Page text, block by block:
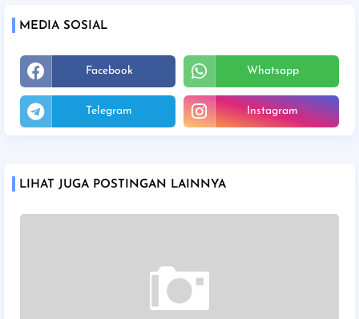
MEDIA SOSIAL
Facebook Whatsapp
Telegram Instagram
LIHAT JUGA POSTINGAN LAINNYA